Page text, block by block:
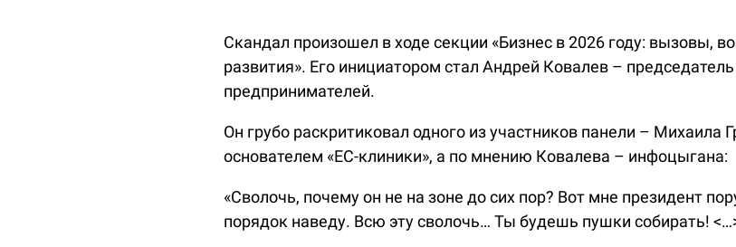
Скандал произошел в ходе секции «Бизнес в 2026 году: вызовы,
развития». Его инициатором стал Андрей Ковалев –
предпринимателей.
Он грубо раскритиковал одного из участников панели – Михаила
основателем «ЕС-клиники», а по мнению Ковалева – инфоцыгана:
«Сволочь, почему он не на зоне до сих пор? Вот мне президент
порядок наведу. Всю эту сволочь… Ты будешь пушки собирать!